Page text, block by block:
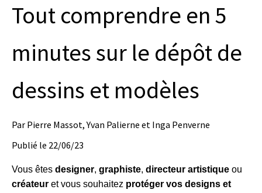
Tout comprendre en 5
minutes sur le dépôt de
dessins et modèles
Par Pierre Massot, Yvan Palierne et Inga Penverne
Publié le 22/06/23
Vous êtes designer, graphiste, directeur artistique ou
créateur et vous souhaitez protéger vos designs et